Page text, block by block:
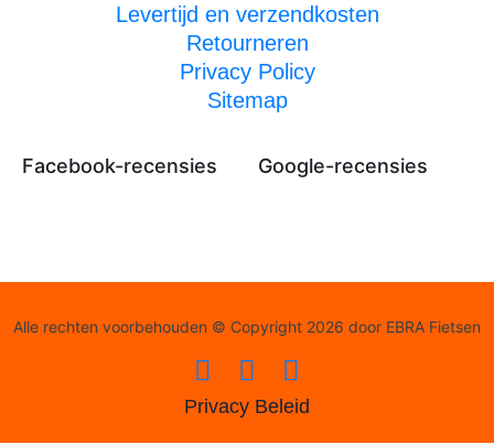
Levertijd en verzendkosten
Retourneren
Privacy Policy
Sitemap
Facebook-recensies Google-recensies
Alle rechten voorbehouden © Copyright 2026 door EBRA Fietsen
Privacy Beleid